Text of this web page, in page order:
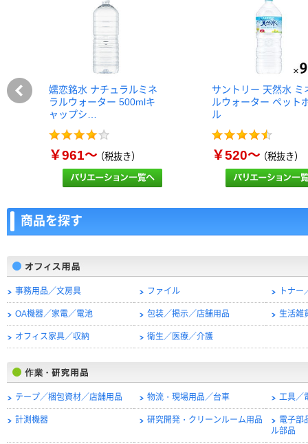
嬬恋銘水 ナチュラルミネ
ラルウォーター 500mlキ
ャップシ…
￥961～（税抜き）
サントリー 天然水 ミ
ルウォーター ペット
ル
￥520～（税抜き）
商品を探す
事務用品／文房具 ファイル トナ
OA機器／家電／電池 包装／掲示／店舗用品 生活雑
オフィス家具／収納 衛生／医療／介護
テープ／梱包資材／店舗用品 物流・現場用品／台車 工具／
計測機器 研究開発・クリーンルーム用品
電子部
ル部品